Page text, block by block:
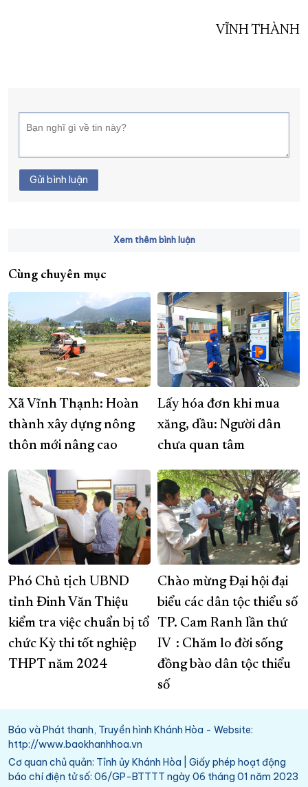
VĨNH THÀNH
Gửi bình luận
Xem thêm bình luận
Cùng chuyên mục
Xã Vĩnh Thạnh: Hoàn
thành xây dựng nông
thôn mới nâng cao
Lấy hóa đơn khi mua
xăng, dầu: Người dân
chưa quan tâm
Phó Chủ tịch UBND
tỉnh Đinh Văn Thiệu
kiểm tra việc chuẩn bị tổ
chức Kỳ thi tốt nghiệp
THPT năm 2024
Chào mừng Đại hội đại
biểu các dân tộc thiểu số
TP. Cam Ranh lần thứ
IV : Chăm lo đời sống
đồng bào dân tộc thiểu
số
Báo và Phát thanh, Truyền hình Khánh Hòa - Website:
http://www.baokhanhhoa.vn
Cơ quan chủ quản: Tỉnh ủy Khánh Hòa | Giấy phép hoạt động
báo chí điện tử số: 06/GP-BTTTT ngày 06 tháng 01 năm 2023